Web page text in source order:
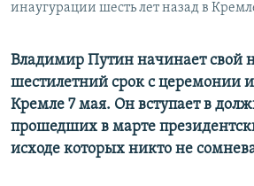
инаугурации шесть лет назад в
Владимир Путин начинает свой
шестилетний срок с церемонии
Кремле 7 мая. Он вступает в
прошедших в марте
исходе которых никто не